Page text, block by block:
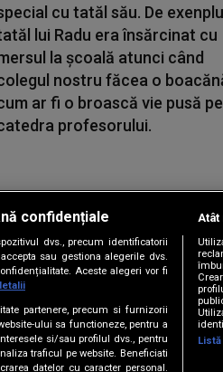
cu tatăl său. De
lui Radu era însărcinat cu
la școală atunci când
nostru făcea o
ar fi o broască vie pusă pe
profesorului.
Copyright ©
preferințele|Termeni și condiții |
confidențiale
dvs., precum identificatorii
sau gestiona alegerile dvs.
Aceste alegeri vor fi
partenere, precum si furnizorii
ului sa functioneze, pentru a
si/sau profilul dvs., pentru
traficul pe website. Beneficiati
datelor cu caracter personal.